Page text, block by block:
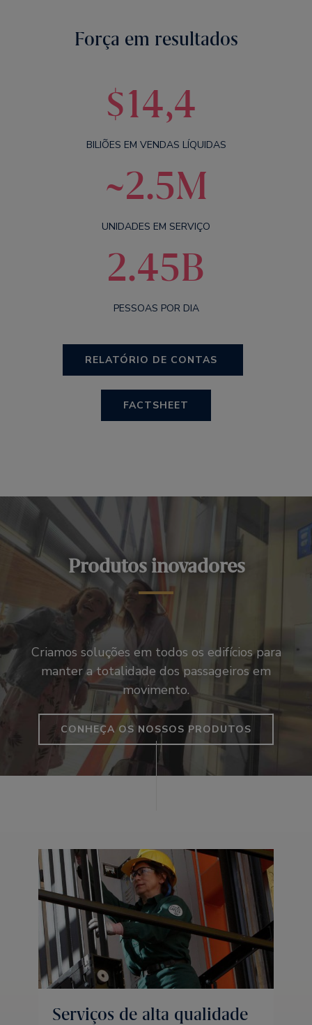
Força em resultados
$14,4
BILIÕES EM VENDAS LÍQUIDAS
~2.5M
UNIDADES EM SERVIÇO
2.45B
PESSOAS POR DIA
RELATÓRIO DE CONTAS
FACTSHEET
Produtos inovadores
Criamos soluções em todos os edifícios para
manter a totalidade dos passageiros em
movimento.
CONHEÇA OS NOSSOS PRODUTOS
Serviços de alta qualidade